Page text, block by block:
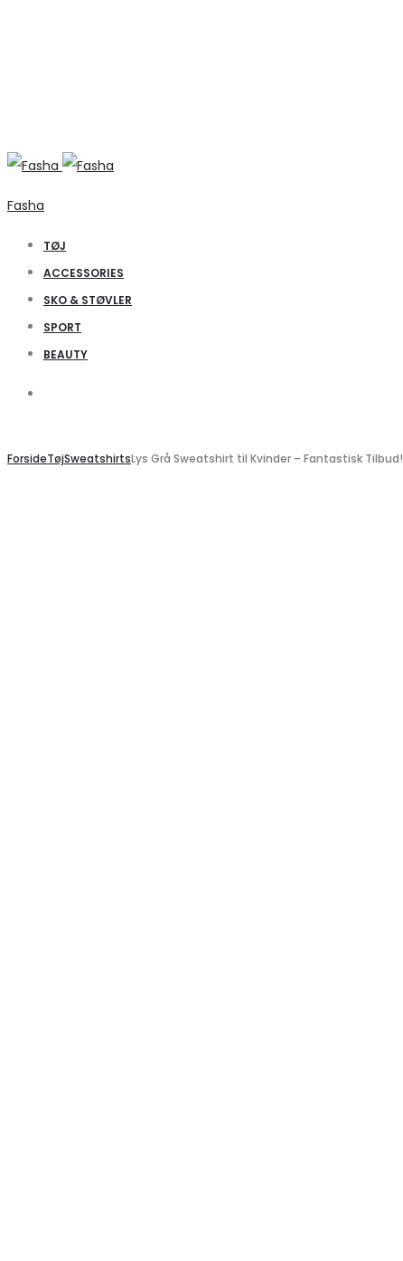
Fasha
TØJ
ACCESSORIES
SKO & STØVLER
SPORT
BEAUTY
ForsideTøjSweatshirtsLys Grå Sweatshirt til Kvinder – Fantastisk Tilbud!